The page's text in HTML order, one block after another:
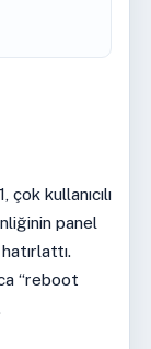
kullanıcılı
panel
“reboot